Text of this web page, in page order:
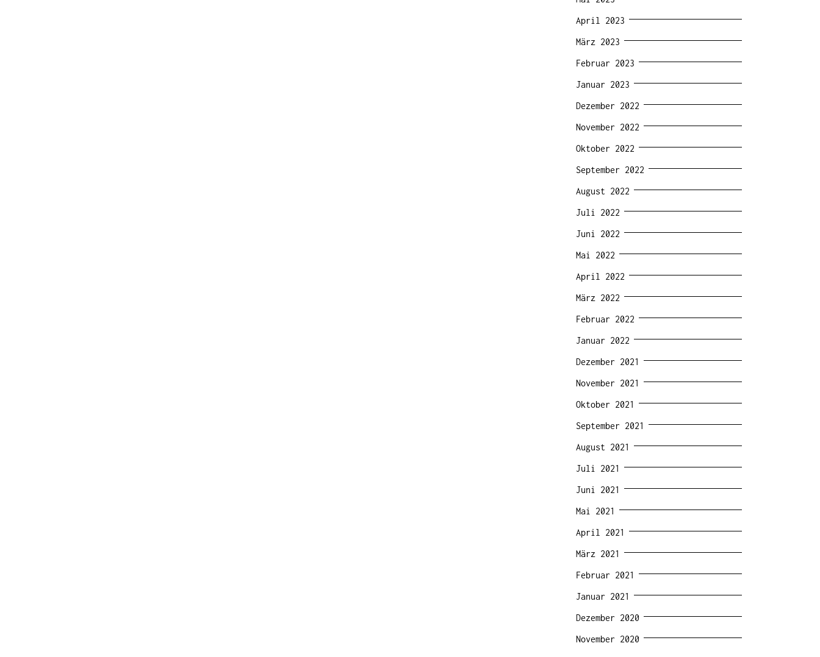
April 2023
März 2023
Februar 2023
Januar 2023
Dezember 2022
November 2022
Oktober 2022
September 2022
August 2022
Juli 2022
Juni 2022
Mai 2022
April 2022
März 2022
Februar 2022
Januar 2022
Dezember 2021
November 2021
Oktober 2021
September 2021
August 2021
Juli 2021
Juni 2021
Mai 2021
April 2021
März 2021
Februar 2021
Januar 2021
Dezember 2020
November 2020